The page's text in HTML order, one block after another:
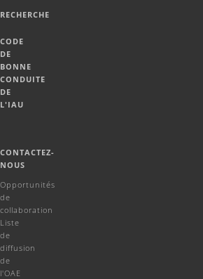
RECHERCHE
CODE
DE
BONNE
CONDUITE
DE
L'IAU
CONTACTEZ-
NOUS
Opportunités
de
collaboration
Liste
de
diffusion
de
l'OAE